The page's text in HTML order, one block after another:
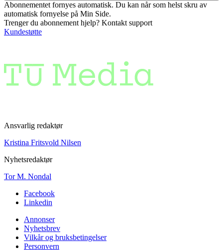
Abonnementet fornyes automatisk. Du kan når som helst skru av
automatisk fornyelse på Min Side.
Trenger du abonnement hjelp? Kontakt support
Kundestøtte
Ansvarlig redaktør
Kristina Fritsvold Nilsen
Nyhetsredaktør
Tor M. Nondal
Facebook
Linkedin
Annonser
Nyhetsbrev
Vilkår og bruksbetingelser
Personvern